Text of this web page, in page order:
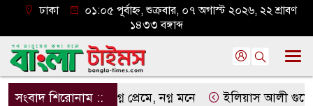
ঢাকা
০১:০৫ পূর্বাহ্ন, শুক্রবার, ০৭ অগাস্ট ২০২৬, ২২ শ্রাবণ
১৪৩৩ বঙ্গাব্দ
সংবাদ শিরোনাম ::নগ্ন প্রেমে, নগ্ন মনে ইলিয়াস আলী গুমের